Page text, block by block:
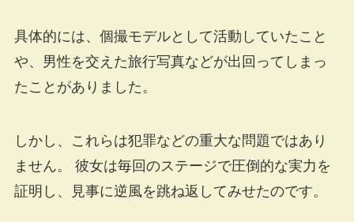
具体的には、個撮モデルとして活動していたこと
や、男性を交えた旅行写真などが出回ってしまっ
たことがありました。
しかし、これらは犯罪などの重大な問題ではあり
ません。 彼女は毎回のステージで圧倒的な実力を
証明し、見事に逆風を跳ね返してみせたのです。